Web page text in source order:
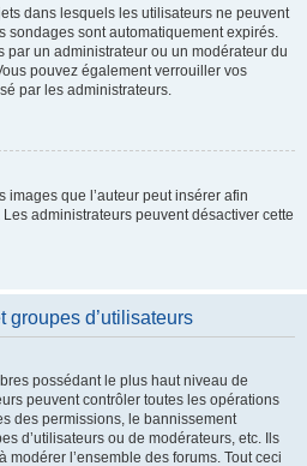
dans lesquels les utilisateurs ne peuvent
sondages sont automatiquement expirés.
par un administrateur ou un modérateur du
pouvez également verrouiller vos
par les administrateurs.
images que l’auteur peut insérer afin
administrateurs peuvent désactiver cette
groupes d’utilisateurs
possédant le plus haut niveau de
peuvent contrôler toutes les opérations
des permissions, le bannissement
d’utilisateurs ou de modérateurs, etc. Ils
l’ensemble des forums. Tout ceci